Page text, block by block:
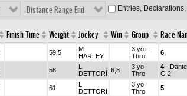
Distance Range End Entries,
Finish Time Weight Jockey Win Group Race
59,5
M
HARLEY
3 yo+
Thro
6
58
L
DETTORİ 6,8
3 yo
Thro
4 -
G 2
61
L
DETTORI
3 yo
Thro
5